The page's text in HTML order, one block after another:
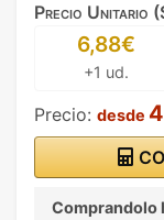
Precio Unitario
6,88€
+1 ud.
Precio: desde
Comprandolo